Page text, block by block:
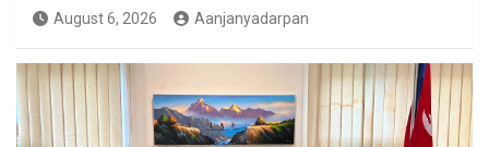
August 6, 2026 Aanjanyadarpan